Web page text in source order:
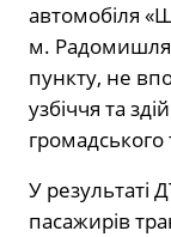
автомобіля
м.
пункту, не
узбіччя та
громадського
У результаті
пасажирів